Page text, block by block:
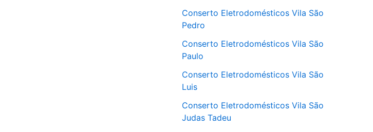
Conserto Eletrodomésticos Vila São
Pedro
Conserto Eletrodomésticos Vila São
Paulo
Conserto Eletrodomésticos Vila São
Luis
Conserto Eletrodomésticos Vila São
Judas Tadeu